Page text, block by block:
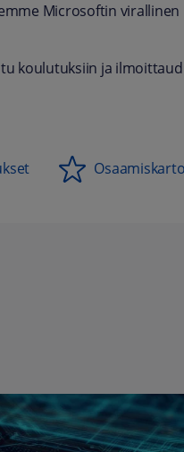
Microsoftin virallinen
koulutuksiin ja